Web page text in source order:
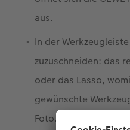
aus.
In der
zuzuschneiden: das
oder das Lasso,
gewünschte
Foto. Wenn Sie an